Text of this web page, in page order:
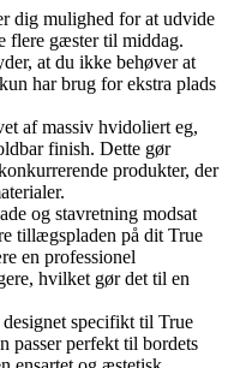
dig mulighed for at udvide
flere gæster til middag.
at du ikke behøver at
har brug for ekstra plads
af massiv hvidoliert eg,
finish. Dette gør
produkter, der
og stavretning modsat
tillægspladen på dit True
en professionel
hvilket gør det til en
specifikt til True
passer perfekt til bordets